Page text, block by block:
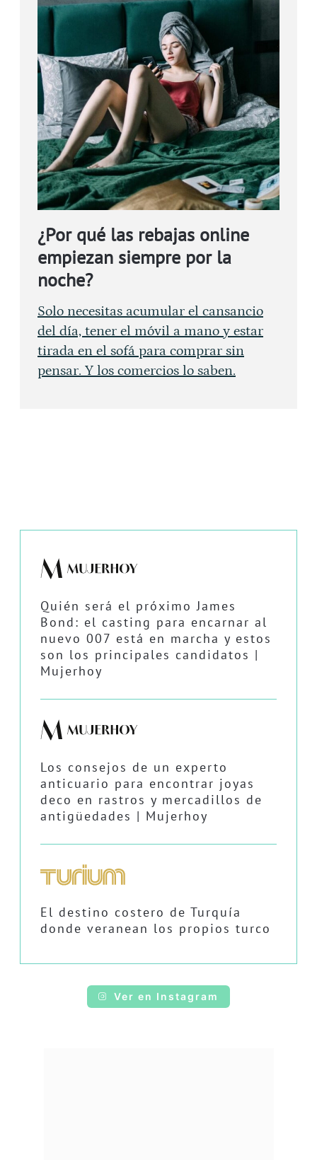
¿Por qué las rebajas online
empiezan siempre por la
noche?
Solo necesitas acumular el cansancio
del día, tener el móvil a mano y estar
tirada en el sofá para comprar sin
pensar. Y los comercios lo saben.
Quién será el próximo James
Bond: el casting para encarnar al
nuevo 007 está en marcha y estos
son los principales candidatos |
Mujerhoy
Los consejos de un experto
anticuario para encontrar joyas
deco en rastros y mercadillos de
antigüedades | Mujerhoy
El destino costero de Turquía
donde veranean los propios turco
Ver en Instagram